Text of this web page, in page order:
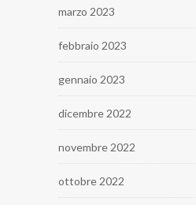
marzo 2023
febbraio 2023
gennaio 2023
dicembre 2022
novembre 2022
ottobre 2022